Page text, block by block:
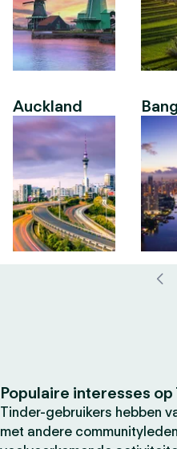
Auckland
Populaire interesses
Tinder-gebruikers hebben
met andere